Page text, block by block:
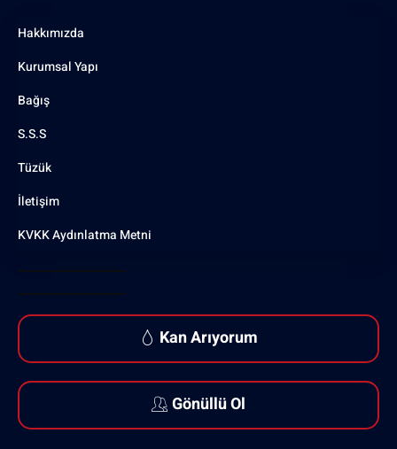
Hakkımızda
Kurumsal Yapı
Bağış
S.S.S
Tüzük
İletişim
KVKK Aydınlatma Metni
Kan Arıyorum
Gönüllü Ol